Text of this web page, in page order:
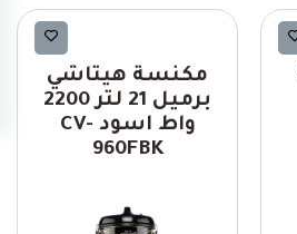
مكنسة هيتاشي
برميل 21 لتر 2200
واط اسود CV-
960FBK